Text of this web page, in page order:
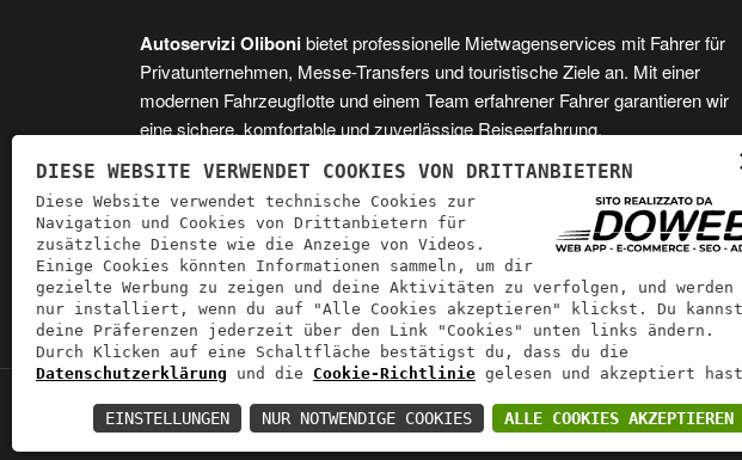
Autoservizi Olibonibietet professionelle Mietwagenservices mit Fahrer für
Privatunternehmen, Messe-Transfers und touristische Ziele an. Mit einer
modernen Fahrzeugflotte und einem Team erfahrener Fahrer garantieren wir
eine sichere, komfortable und zuverlässige Reiseerfahrung.
Professional Partner ofMovicron
Autoservizi Oliboni | P.IVA:
DIESE WEBSITE VERWENDET COOKIES VON DRITTANBIETERN
Diese Website verwendet technische Cookies zur
Navigation und Cookies von Drittanbietern für
zusätzliche Dienste wie die Anzeige von Videos.
Einige Cookies könnten Informationen sammeln, um dir
gezielte Werbung zu zeigen und deine Aktivitäten zu verfolgen, und werden
nur installiert, wenn du auf "Alle Cookies akzeptieren" klickst. Du kannst
deine Präferenzen jederzeit über den Link "Cookies" unten links ändern.
Durch Klicken auf eine Schaltfläche bestätigst du, dass du die
Datenschutzerklärung und die Cookie-Richtlinie gelesen und akzeptiert
ALLE COOKIES AKZEPTIEREN
NUR NOTWENDIGE COOKIES
EINSTELLUNGEN